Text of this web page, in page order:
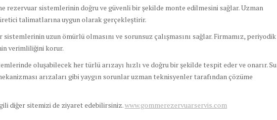
rezervuar sistemlerinin doğru ve güvenli bir şekilde monte edilmesini sağlar. Uzman
talimatlarına uygun olarak gerçekleştirir.
uzun ömürlü olmasını ve sorunsuz çalışmasını sağlar. Firmamız, periyodik
verimliliğini korur.
oluşabilecek her türlü arızayı hızlı ve doğru bir şekilde tespit eder ve onarır. Su
arızaları gibi yaygın sorunlar uzman teknisyenler tarafından çözüme
diğer sitemizi de ziyaret edebilirsiniz.www.gommerezervuarservis.com